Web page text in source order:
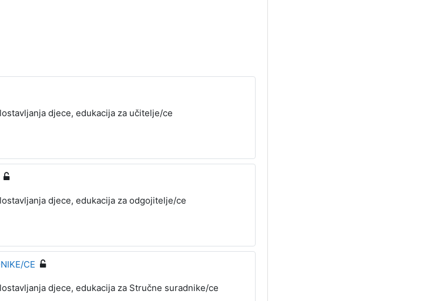
djece, edukacija za učitelje/ce
djece, edukacija za odgojitelje/ce
CE
djece, edukacija za Stručne suradnike/ce